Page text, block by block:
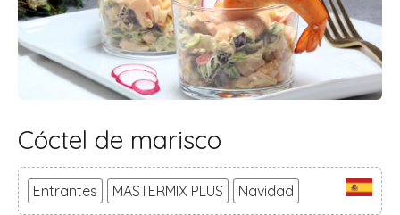
Cóctel de marisco
Entrantes MASTERMIX PLUS Navidad